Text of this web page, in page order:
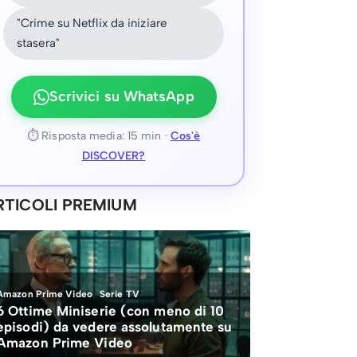
"Crime su Netflix da iniziare
stasera"
Scrivici su WhatsApp
⏱ Risposta media: 15 min · Cos'è
DISCOVER?
PREMIUM